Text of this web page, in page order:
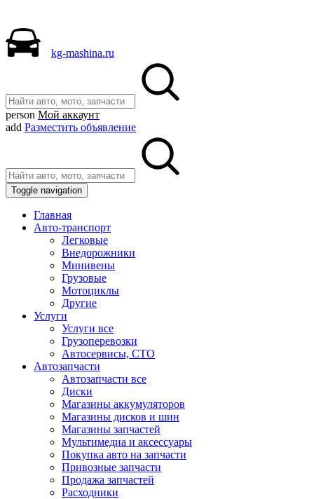
kg-mashina.ru
person Мой аккаунт
add Разместить объявление
Toggle navigation
Главная
Авто-транспорт
Легковые
Внедорожники
Минивены
Грузовые
Мотоциклы
Другие
Услуги
Услуги все
Грузоперевозки
Автосервисы, СТО
Автозапчасти
Автозапчасти все
Диски
Магазины аккумуляторов
Магазины дисков и шин
Магазины запчастей
Мультимедиа и аксессуары
Покупка авто на запчасти
Привозные запчасти
Продажа запчастей
Расходники